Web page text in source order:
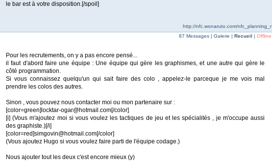
le bar est à votre disposition.[/spoil]
http://nfc.wonaruto.com/nfc_planning_r
87 Messages | Galerie | Recueil | Offline
Pour les recrutements, on y a pas encore pensé...
il faut d'abord faire une équipe : Une équipe qui gère les graphismes, et une autre qui gère le
côté programmation.
Si vous connaissez quelqu'un qui sait faire des colo , appelez-le parceque je me vois mal
prendre les colos des autres.
Sinon , vous pouvez nous contacter moi ou mon partenaire sur :
[color=green]locktar-ogar@hotmail.com[/color]
[i] (Vous m'ajoutez moi si vous voulez les tactiques de jeu et les spécialités , je m'occupe aussi
des graphiste.)[/i]
[color=red]simgovin@hotmail.com[/color]
(Vous ajoutez Hugo si vous voulez faire parti de l'équipe codage.)
Nous ajouter tout les deux c'est encore mieux (y)